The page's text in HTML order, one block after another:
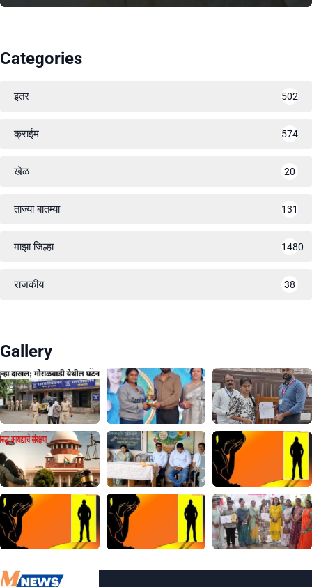
Categories
इतर 502
क्राईम 574
खेळ 20
ताज्या बातम्या 131
माझा जिल्हा 1480
राजकीय 38
Gallery